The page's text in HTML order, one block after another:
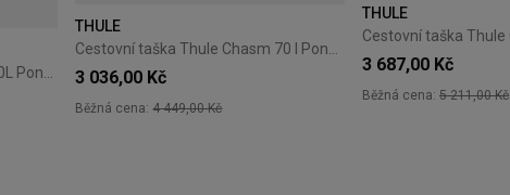
Cestovní taška Thule Chasm 40L Pond Gray
THULE
3 036,00 Kč
Běžná cena:4 449,00 Kč
THULE
3 687,00 Kč
Běžná cena: 5 211,00 Kč